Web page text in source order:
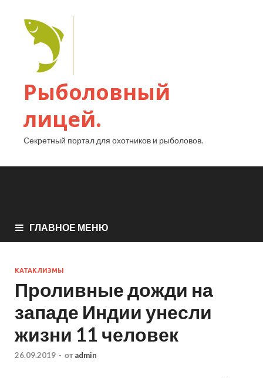
Рыболовный
лицей.
Секретный портал для охотников и рыболовов.
ГЛАВНОЕ МЕНЮ
КАТАКЛИЗМЫ
Проливные дожди на
западе Индии унесли
жизни 11 человек
26.09.2019 - от admin